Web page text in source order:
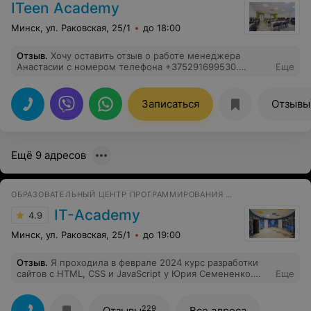
ITeen Academy
Минск, ул. Раковская, 25/1 до 18:00
Отзыв. Хочу оставить отзыв о работе менеджера
Анастасии с номером телефона +375291699530.
поставленные вопросы, хамила мне, а в конце
разговора бросила трубку! С подобным хамством в
образовательных центрах столкнулась впервые.
Считаю подобное недопустимым!!
Еще
Записаться Отзывы
Ещё 9 адресов
ОБРАЗОВАТЕЛЬНЫЙ ЦЕНТР ПРОГРАММИРОВАНИЯ И ВЫСОКИХ ТЕХНОЛОГИЙ
4.9 IT-Academy
Минск, ул. Раковская, 25/1 до 19:00
Отзыв. Я проходила в феврале 2024 курс разработки
сайтов с HTML, CSS и JavaScript у Юрия Семененко.
юмора, который очень доходчиво и интересно давал
нам информацию. Домашние задания были
Еще
229